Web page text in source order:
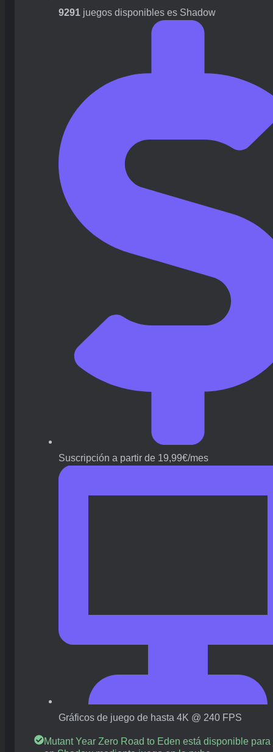
9291 juegos disponibles es Shadow
Suscripción a partir de 19,99€/mes
Gráficos de juego de hasta 4K @ 240 FPS
Mutant Year Zero Road to Eden está disponible para